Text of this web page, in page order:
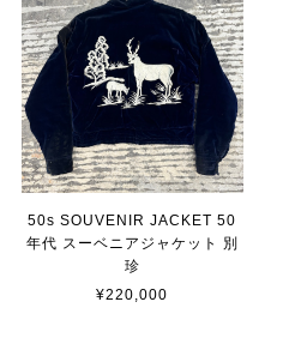
50s SOUVENIR JACKET 50
年代 スーベニアジャケット 別
珍
¥220,000